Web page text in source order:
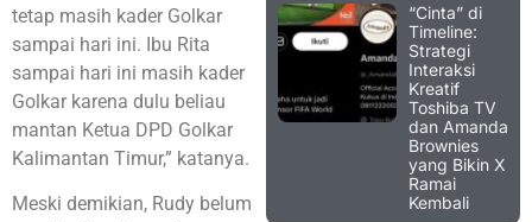
tetap masih kader Golkar
sampai hari ini. Ibu Rita
sampai hari ini masih kader
Golkar karena dulu beliau
mantan Ketua DPD Golkar
Kalimantan Timur,” katanya.
Meski demikian, Rudy belum
“Cinta” di
Timeline:
Strategi
Interaksi
Kreatif
Toshiba TV
dan Amanda
Brownies
yang Bikin X
Ramai
Kembali